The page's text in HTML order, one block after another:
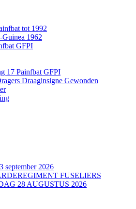
tot 1992
1962
GFPI
17 Painfbat GFPI
Draaginsigne Gewonden
september 2026
FUSELIERS
28 AUGUSTUS 2026